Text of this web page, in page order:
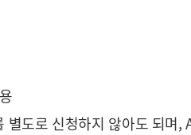
별도로 신청하지 않아도 되며